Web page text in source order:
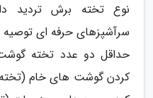
نوع تخته برش تردید
سرآشپزهای حرفه ای توصیه
حداقل دو عدد تخته
کردن گوشت های خام